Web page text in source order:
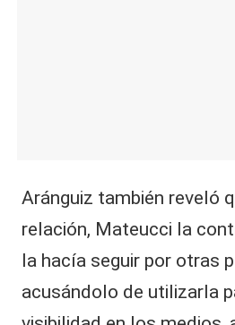
Aránguiz también reveló
relación, Mateucci la
la hacía seguir por otras
acusándolo de utilizarla